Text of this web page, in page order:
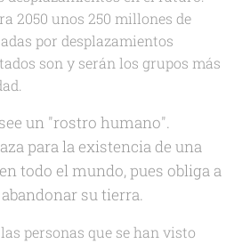
2050 unos 250 millones de
por desplazamientos
son y serán los grupos más
un "rostro humano".
para la existencia de una
todo el mundo, pues obliga a
su tierra.
personas que se han visto